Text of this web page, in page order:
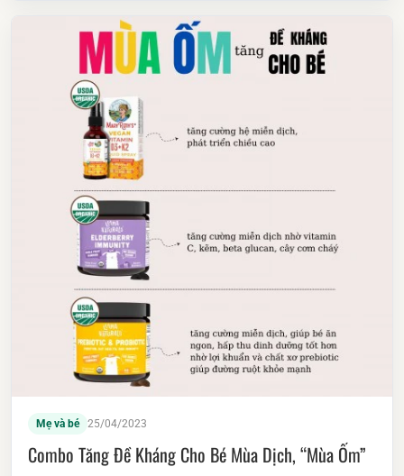
Mẹ và bé 25/04/2023
Combo Tăng Đề Kháng Cho Bé Mùa Dịch, “mùa Ốm”